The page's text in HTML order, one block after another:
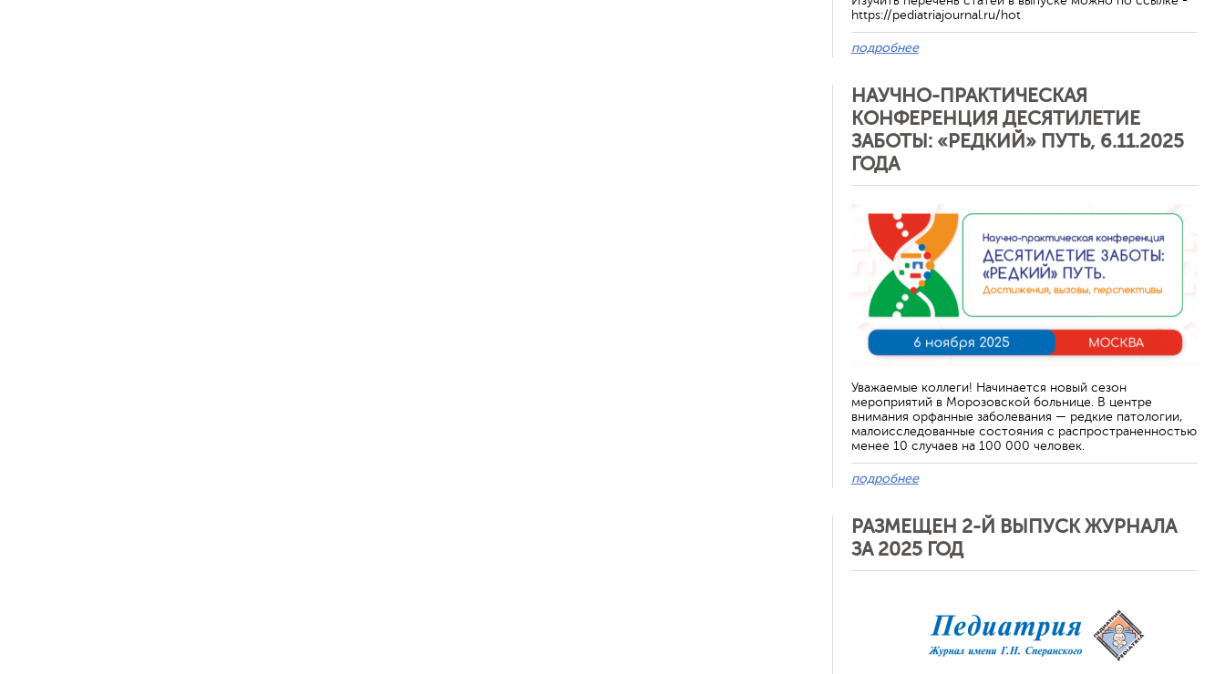
https://pediatriajournal.ru/hot
подробнее
НАУЧНО-ПРАКТИЧЕСКАЯ
КОНФЕРЕНЦИЯ ДЕСЯТИЛЕТИЕ
ЗАБОТЫ: «РЕДКИЙ» ПУТЬ, 6.11.2025
ГОДА
Уважаемые коллеги! Начинается новый сезон
мероприятий в Морозовской больнице. В центре
внимания орфанные заболевания — редкие патологии,
малоисследованные состояния с распространенностью
менее 10 случаев на 100 000 человек.
подробнее
РАЗМЕЩЕН 2-Й ВЫПУСК ЖУРНАЛА
ЗА 2025 ГОД
Отменить